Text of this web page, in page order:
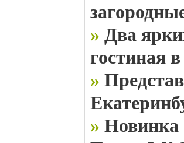
» Два
гостиная
»
» Новинка